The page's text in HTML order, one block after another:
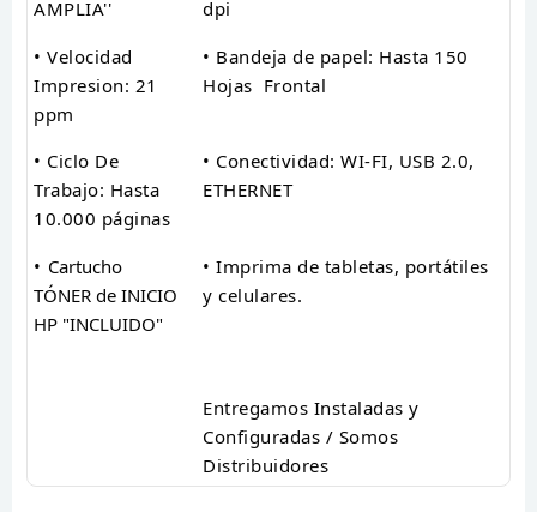
AMPLIA''
dpi
• Velocidad
Impresion: 21
ppm
• Bandeja de papel: Hasta 150
Hojas Frontal
• Ciclo De
Trabajo: Hasta
10.000 páginas
• Conectividad: WI-FI, USB 2.0,
ETHERNET
• Cartucho
TÓNER de INICIO
HP "INCLUIDO"
• Imprima de tabletas, portátiles
y celulares.
Entregamos Instaladas y
Configuradas / Somos
Distribuidores